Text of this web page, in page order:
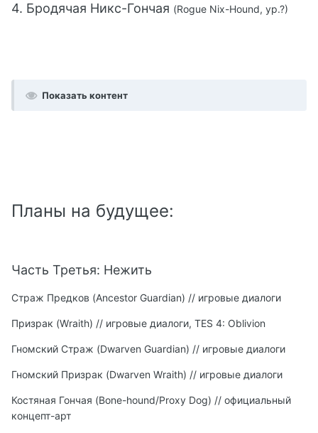
4. Бродячая Никс-Гончая (Rogue Nix-Hound, ур.?)
Показать контент
Планы на будущее:
Часть Третья: Нежить
Страж Предков (Ancestor Guardian) // игровые диалоги
Призрак (Wraith) // игровые диалоги, TES 4: Oblivion
Гномский Страж (Dwarven Guardian) // игровые диалоги
Гномский Призрак (Dwarven Wraith) // игровые диалоги
Костяная Гончая (Bone-hound/Proxy Dog) // официальный
концепт-арт